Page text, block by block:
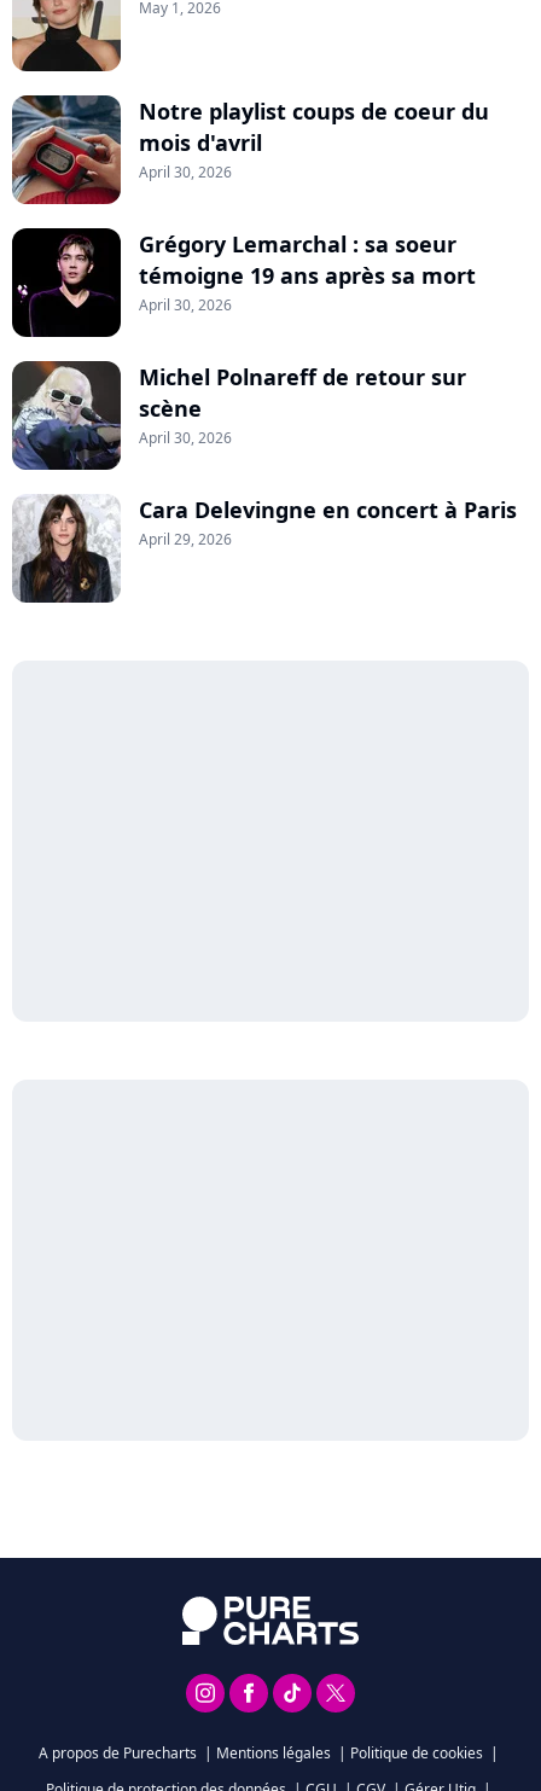
May 1, 2026
Notre playlist coups de coeur du
mois d'avril
April 30, 2026
Grégory Lemarchal : sa soeur
témoigne 19 ans après sa mort
April 30, 2026
Michel Polnareff de retour sur
scène
April 30, 2026
Cara Delevingne en concert à Paris
April 29, 2026
A propos de Purecharts | Mentions légales | Politique de cookies |